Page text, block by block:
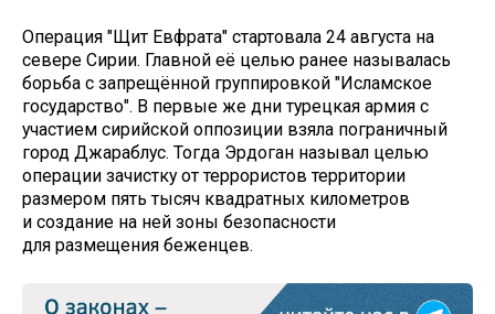
Операция "Щит Евфрата" стартовала 24 августа на
севере Сирии. Главной её целью ранее называлась
борьба с запрещённой группировкой "Исламское
государство". В первые же дни турецкая армия с
участием сирийской оппозиции взяла пограничный
город Джараблус. Тогда Эрдоган называл целью
операции зачистку от террористов территории
размером пять тысяч квадратных километров
и создание на ней зоны безопасности
для размещения беженцев.